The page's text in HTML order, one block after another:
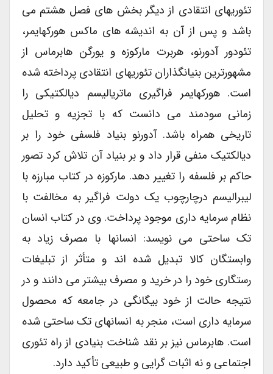
تئوریهای انتقادی از دیگر بخش های فصل هشتم می
باشد و پس از آن به اندیشه های ماکس هورکهایمر،
تئودور آدورنو، هربرت مارکوزه و یورگن هابرماس از
مشهورترین بنیانگذاران تئوریهای انتقادی پرداخته شده
است. هورکهایمر فراگیری ماتریالیسم دیالکتیکی را
زمانی سودمند می دانست که با تجزیه و تحلیل
تاریخی همراه باشد. آدورنو بنیاد فلسفی خود را بر
دیالکتیک منفی قرار داد و بر بنیاد آن تلاش کرد تصور
حاکم بر فلسفه را تغییر دهد. مارکوزه در کتاب مبارزه با
لیبرالیسم درچارچوب یک دولت فراگیر به مخالفت با
نظام سرمایه داری موجود پرداخت. وی در کتاب انسان
تک ساحتی می نویسد: انسانها با مصرف زیاد به
وابستگان کالا تبدیل شده اند و متأثر از تبلیغات
رستگاری خود را در خرید و مصرف بیشتر می دانند و در
نتیجه حالت از خود بیگانگی در جامعه که محصول
سرمایه داری است، منجر به انسانهای تک ساحتی شده
است. هابرماس نیز بر نقد شناخت بنیادی از راه تئوری
اجتماعی و نه اثبات گرایی و طبیعی تأکید دارد.